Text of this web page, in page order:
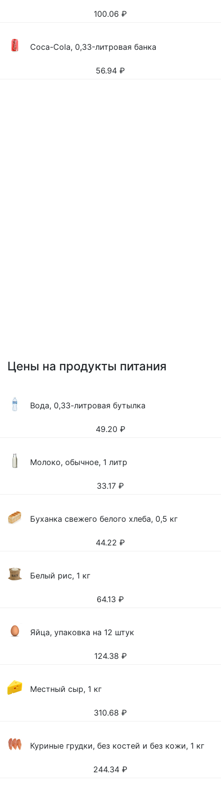
100.06 ₽
Coca-Cola, 0,33-литровая банка
56.94 ₽
Цены на продукты питания
Вода, 0,33-литровая бутылка
49.20 ₽
Молоко, обычное, 1 литр
33.17 ₽
Буханка свежего белого хлеба, 0,5 кг
44.22 ₽
Белый рис, 1 кг
64.13 ₽
Яйца, упаковка на 12 штук
124.38 ₽
Местный сыр, 1 кг
310.68 ₽
Куриные грудки, без костей и без кожи, 1 кг
244.34 ₽